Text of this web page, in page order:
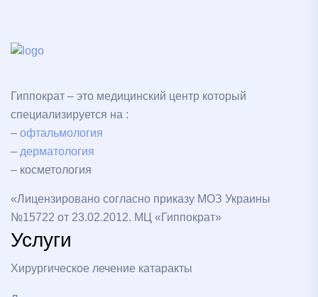
Гиппократ – это медицинский центр который
специализируется на :
– офтальмология
– дерматология
– косметология
«Лицензировано согласно приказу МОЗ Украины
№15722 от 23.02.2012. МЦ «Гиппократ»
Услуги
Хирургическое лечение катаракты